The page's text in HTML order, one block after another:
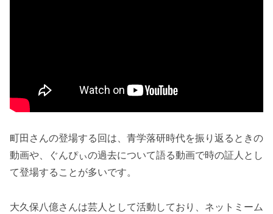
町田さんの登場する回は、青学落研時代を振り返るときの
動画や、ぐんぴぃの過去について語る動画で時の証人とし
て登場することが多いです。
大久保八億さんは芸人として活動しており、ネットミーム